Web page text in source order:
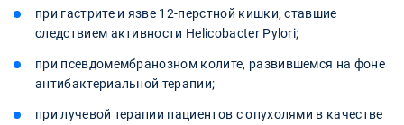
при гастрите и язве 12-перстной кишки, ставшие
следствием активности Helicobacter Pylori;
при псевдомембранозном колите, развившемся на фоне
антибактериальной терапии;
при лучевой терапии пациентов с опухолями в качестве